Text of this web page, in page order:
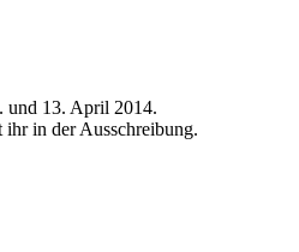
und 13. April 2014.
in der Ausschreibung.